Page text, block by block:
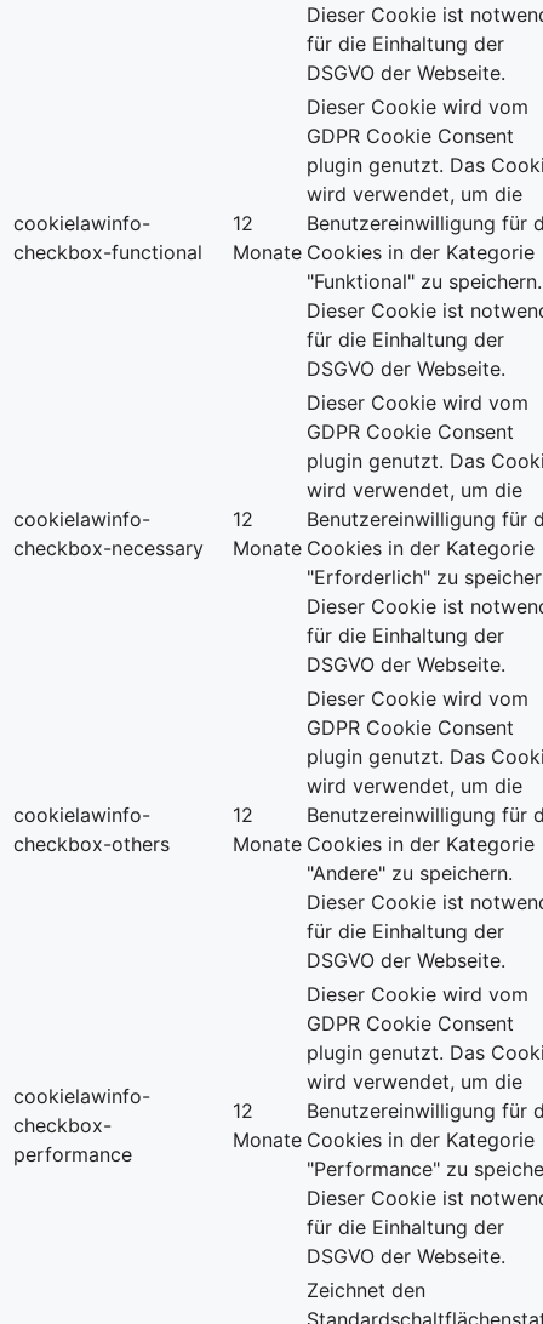
Dieser Cookie ist
für die Einhaltung der
DSGVO der Webseite.
cookielawinfo-
checkbox-functional
12
Monate
Dieser Cookie wird vom
GDPR Cookie Consent
plugin genutzt. Das
wird verwendet, um die
Benutzereinwilligung für
Cookies in der Kategorie
"Funktional" zu speichern.
Dieser Cookie ist
für die Einhaltung der
DSGVO der Webseite.
cookielawinfo-
checkbox-necessary
12
Monate
Dieser Cookie wird vom
GDPR Cookie Consent
plugin genutzt. Das
wird verwendet, um die
Benutzereinwilligung für
Cookies in der Kategorie
"Erforderlich" zu
Dieser Cookie ist
für die Einhaltung der
DSGVO der Webseite.
cookielawinfo-
checkbox-others
12
Monate
Dieser Cookie wird vom
GDPR Cookie Consent
plugin genutzt. Das
wird verwendet, um die
Benutzereinwilligung für
Cookies in der Kategorie
"Andere" zu speichern.
Dieser Cookie ist
für die Einhaltung der
DSGVO der Webseite.
cookielawinfo-
checkbox-
performance
12
Monate
Dieser Cookie wird vom
GDPR Cookie Consent
plugin genutzt. Das
wird verwendet, um die
Benutzereinwilligung für
Cookies in der Kategorie
"Performance" zu
Dieser Cookie ist
für die Einhaltung der
DSGVO der Webseite.
Zeichnet den